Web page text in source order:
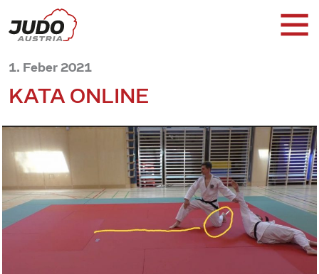
1. Feber 2021
KATA ONLINE